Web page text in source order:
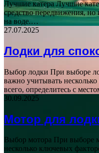
Лучшие катера Лучшие
средство передвижения,
на воде.…
27.07.2025
Лодки для
Выбор лодки При выборе
важно учитывать
всего, определитесь с
30.09.2025
Мотор для
Выбор мотора При выборе
несколько ключевых